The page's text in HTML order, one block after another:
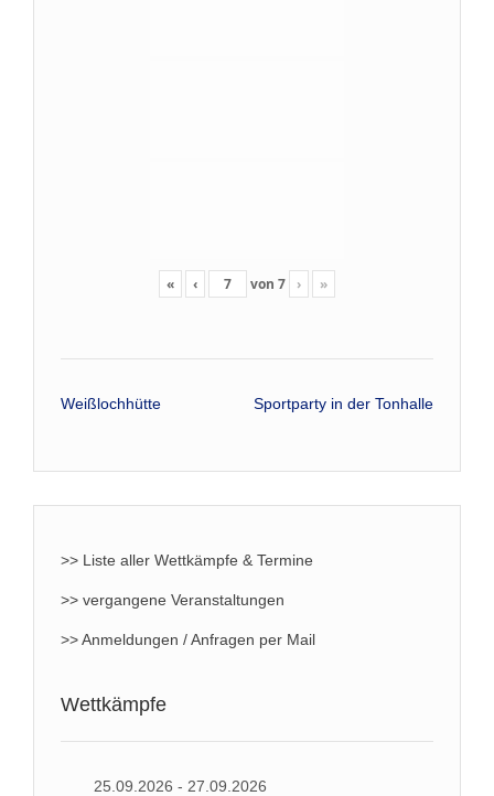
« ‹ von 7 › »
Beitrags-
Weißlochhütte Sportparty in der Tonhalle
>> Liste aller Wettkämpfe & Termine
>> vergangene Veranstaltungen
>> Anmeldungen / Anfragen per Mail
Wettkämpfe
25.09.2026 - 27.09.2026